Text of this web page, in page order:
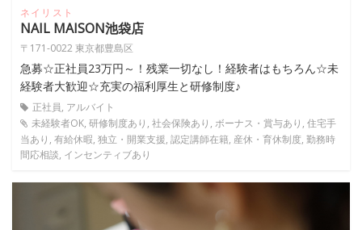
ネイリスト
NAIL MAISON池袋店
〒171-0022 東京都豊島区
急募☆正社員23万円～！残業一切なし！経験者はもちろん☆未
経験者大歓迎☆充実の福利厚生と研修制度♪
正社員, アルバイト
未経験者OK, 研修制度あり, 社会保険あり, ボーナス・賞与あり, 住宅手
当あり, 有給休暇, 独立・開業支援, 認定講師在籍, 産休・育休制度, 勤務時
間応相談, インセンティブあり